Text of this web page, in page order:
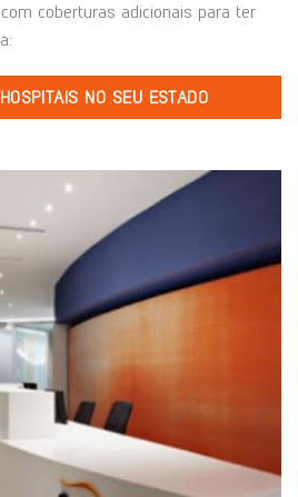
coberturas adicionais para ter
NO SEU ESTADO